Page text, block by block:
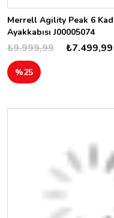
Merrell Agility Peak 6
Ayakkabısı J00005074
₺7.499,99
₺9.999,99
%25